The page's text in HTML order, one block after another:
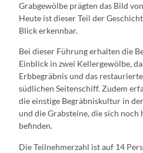
Grabgewölbe prägten das Bild
Heute ist dieser Teil der
Blick erkennbar.
Bei dieser Führung erhalten die
Einblick in zwei Kellergewölbe,
Erbbegräbnis und das
südlichen Seitenschiff. Zudem
die einstige Begräbniskultur in
und die Grabsteine, die sich
befinden.
Die Teilnehmerzahl ist auf 14